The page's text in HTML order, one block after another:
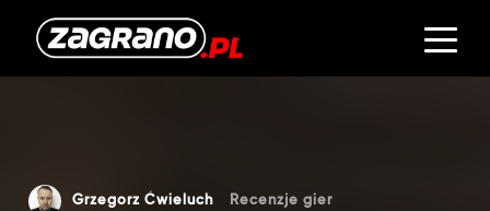
Grzegorz Ćwieluch Recenzje gier